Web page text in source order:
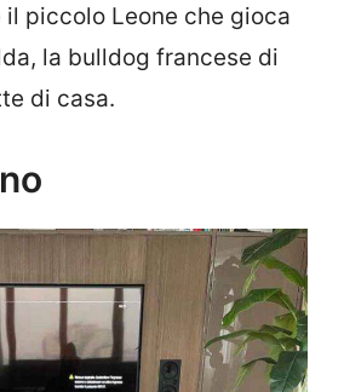
piccolo Leone che gioca
la bulldog francese di
di casa.